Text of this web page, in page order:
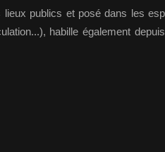
publics et posé dans les
habille également